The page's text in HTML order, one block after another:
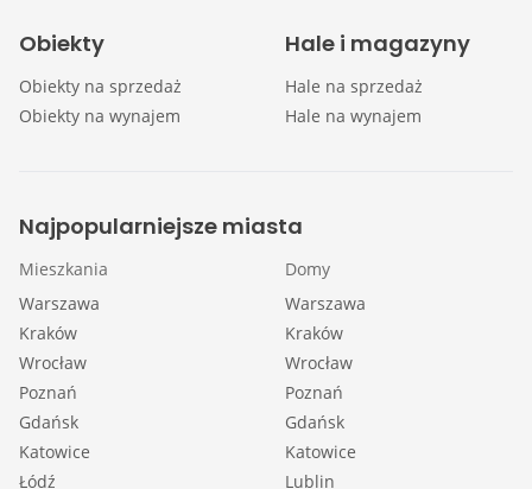
Obiekty
Obiekty na sprzedaż
Obiekty na wynajem
Hale i magazyny
Hale na sprzedaż
Hale na wynajem
Najpopularniejsze miasta
Mieszkania
Warszawa
Kraków
Wrocław
Poznań
Gdańsk
Katowice
Łódź
Domy
Warszawa
Kraków
Wrocław
Poznań
Gdańsk
Katowice
Lublin